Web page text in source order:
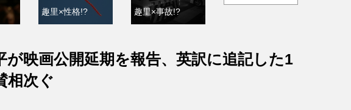
趣里×性格!? 趣里×事故!?
が映画公開延期を報告、英訳に追記した1
相次ぐ